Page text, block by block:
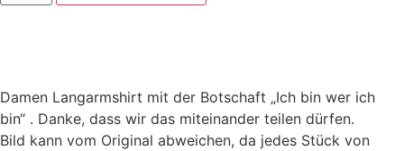
ich
bin
Menge
Damen Langarmshirt mit der Botschaft „Ich bin wer ich
bin“ . Danke, dass wir das miteinander teilen dürfen.
Bild kann vom Original abweichen, da jedes Stück von